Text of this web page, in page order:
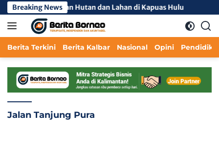
Langsung
ke
konten
Breaking News
Kebakaran Hutan dan Lahan di Kapuas Hulu
Berita Terkini Berita Kalbar Nasional Opini
Jalan Tanjung Pura